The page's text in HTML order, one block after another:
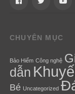
CHUYÊN MỤC
Bảo Hiểm Công nghệ
dẫn
Bé Uncategorized